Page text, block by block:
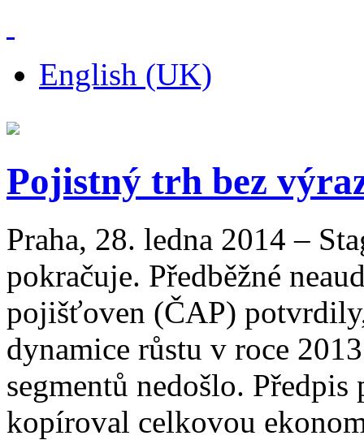
English (UK)
Pojistný trh bez
Praha, 28. ledna 2014 –
pokračuje. Předběžné
pojišťoven (ČAP)
dynamice růstu v roce
segmentů nedošlo.
kopíroval celkovou